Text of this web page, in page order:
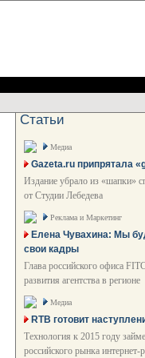
Статьи
Медиа
Gazeta.ru припрятала
Издание убрало из «шапки»
от Студии Лебедева
Реклама и Маркетинг
Елена Чувахина: Мы
свои кадры
Глава российского офиса
развития агентства в регионе
Медиа
RTB готовит
Технология к 2015 году
российского рынка